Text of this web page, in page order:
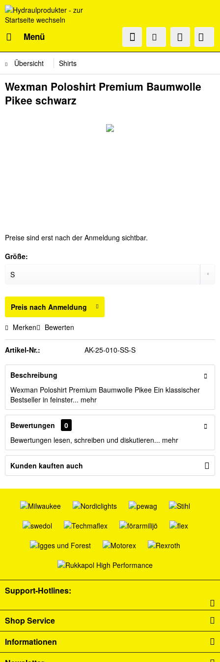
Menü
Übersicht Shirts
Wexman Poloshirt Premium Baumwolle
Pikee schwarz
Preise sind erst nach der Anmeldung sichtbar.
Größe:
Preis nach Anmeldung
Merken Bewerten
Artikel-Nr.: AK-25-010-SS-S
Beschreibung
Wexman Poloshirt Premium Baumwolle Pikee Ein klassischer
Bestseller in feinster... mehr
Bewertungen
0
Bewertungen lesen, schreiben und diskutieren... mehr
Kunden kauften auch
Support-Hotlines:
Shop Service
Informationen